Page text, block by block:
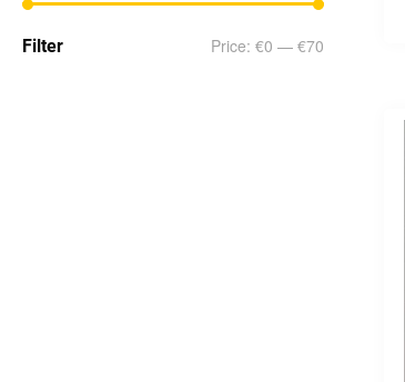
Min
Max
Filter Price:€0 —€70